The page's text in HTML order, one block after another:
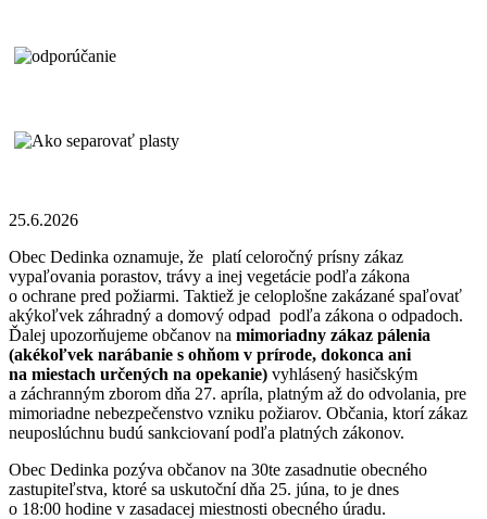
25.6.2026
Obec Dedinka oznamuje, že platí celoročný prísny zákaz
vypaľovania porastov, trávy a inej vegetácie podľa zákona
o ochrane pred požiarmi. Taktiež je celoplošne zakázané spaľovať
akýkoľvek záhradný a domový odpad podľa zákona o odpadoch.
Ďalej upozorňujeme občanov na mimoriadny zákaz pálenia
(akékoľvek narábanie s ohňom v prírode, dokonca ani
na miestach určených na opekanie) vyhlásený hasičským
a záchranným zborom dňa 27. apríla, platným až do odvolania, pre
mimoriadne nebezpečenstvo vzniku požiarov. Občania, ktorí zákaz
neuposlúchnu budú sankciovaní podľa platných zákonov.
Obec Dedinka pozýva občanov na 30te zasadnutie obecného
zastupiteľstva, ktoré sa uskutoční dňa 25. júna, to je dnes
o 18:00 hodine v zasadacej miestnosti obecného úradu.